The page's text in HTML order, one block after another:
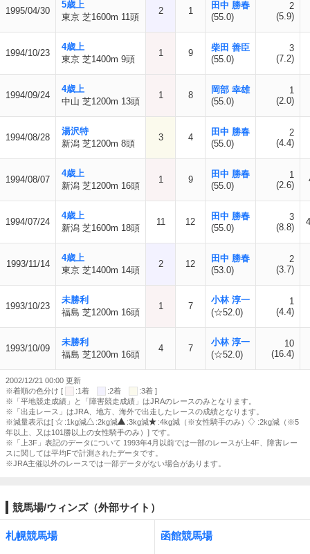
1995/04/30
5歳上
東京 芝1600m 11頭
2 1
田中 勝春
(55.0)
2
(5.9)
1994/10/23
4歳上
東京 芝1400m 9頭
1 9
柴田 善臣
(55.0)
3
(7.2)
1994/09/24
4歳上
中山 芝1200m 13頭
1 8
岡部 幸雄
(55.0)
1
(2.0)
1994/08/28
湯沢特
新潟 芝1200m 8頭
3 4
田中 勝春
(55.0)
2
(4.4)
1994/08/07
4歳上
新潟 芝1200m 16頭
1 9
田中 勝春
(55.0)
1
(2.6)
1994/07/24
4歳上
新潟 芝1600m 18頭
11 12
田中 勝春
(55.0)
3
(8.8)
1993/11/14
4歳上
東京 芝1400m 14頭
2 12
田中 勝春
(53.0)
2
(3.7)
1993/10/23
未勝利
福島 芝1200m 16頭
1 7
小林 淳一
(☆52.0)
1
(4.4)
1993/10/09
未勝利
福島 芝1200m 16頭
4 7
小林 淳一
(☆52.0)
10
(16.4)
2002/12/21 00:00 更新
※着順の色分け [
:1着 :2着
:3着 ]
※「平地競走成績」と「障害競走成績」はJRAのレースのみとなります。
※「出走レース」はJRA、地方、海外で出走したレースの成績となります。
※減量表示は[
:1kg減 :2kg減 :3kg減 :4kg減（※女性騎手のみ）
:2kg減（※5
年以上、又は101勝以上の女性騎手のみ）] です。
※「上3F」表記のデータについて 1993年4月以前では一部のレースが上4F、障害レー
スに関しては平均Fで計測されたデータです。
※JRA主催以外のレースでは一部データがない場合があります。
競馬場/ウィンズ（外部サイト）
札幌競馬場 函館競馬場